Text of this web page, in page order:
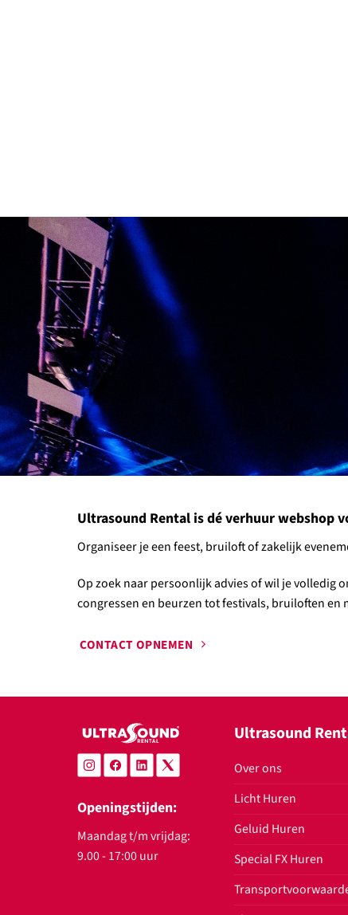
Ultrasound Rental is dé verhuur webshop
Organiseer je een feest, bruiloft of zakelijk
Op zoek naar persoonlijk advies of wil je volledig
congressen en beurzen tot festivals, bruiloften en
CONTACT OPNEMEN
Openingstijden:
Maandag t/m vrijdag:
9.00 - 17:00 uur
Ultrasound
Over ons
Licht Huren
Geluid Huren
Special FX Huren